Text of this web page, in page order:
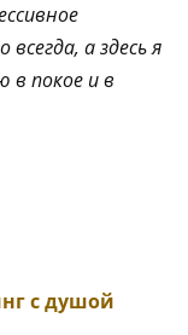
а здесь я
в покое и в
с душой